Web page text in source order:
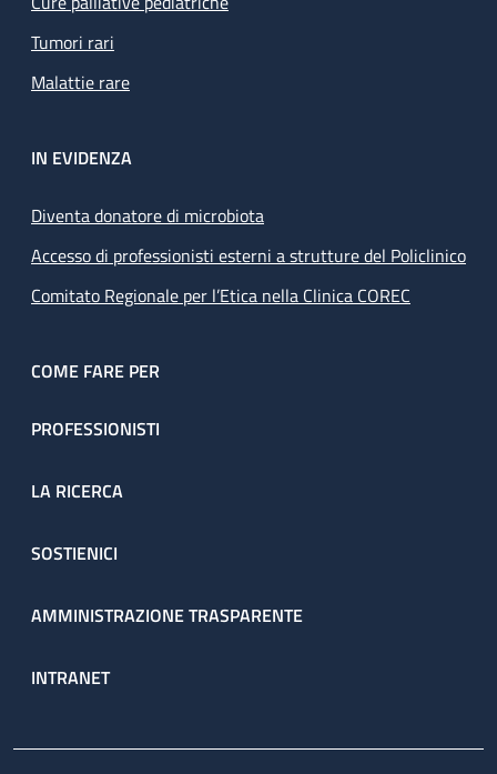
Tumori rari
Malattie rare
IN EVIDENZA
Diventa donatore di microbiota
Accesso di professionisti esterni a strutture del Policlinico
Comitato Regionale per l’Etica nella Clinica COREC
COME FARE PER
PROFESSIONISTI
LA RICERCA
SOSTIENICI
AMMINISTRAZIONE TRASPARENTE
INTRANET